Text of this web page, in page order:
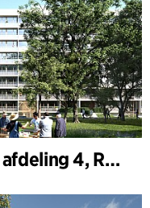
Brabrand Boligforening afdeling 4, Renovering